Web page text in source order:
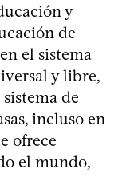
y
de
el sistema
y libre,
de
incluso en
ofrece
el mundo,